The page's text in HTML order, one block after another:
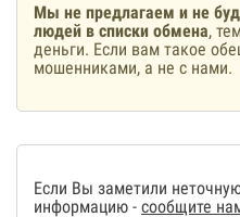
Мы не предлагаем и не
людей в списки обмена,
деньги. Если вам такое
мошенниками, а не с нами.
Если Вы заметили
информацию - сообщите